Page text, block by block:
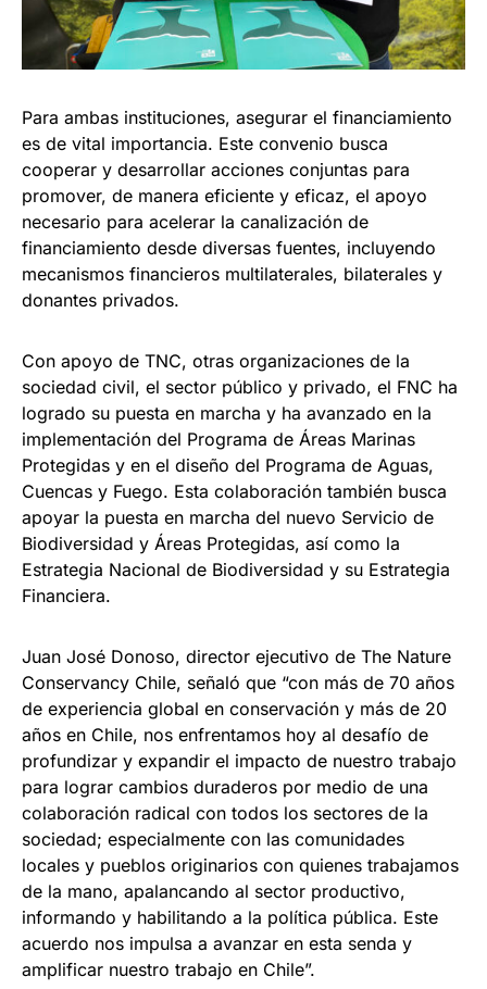
Para ambas instituciones, asegurar el financiamiento
es de vital importancia. Este convenio busca
cooperar y desarrollar acciones conjuntas para
promover, de manera eficiente y eficaz, el apoyo
necesario para acelerar la canalización de
financiamiento desde diversas fuentes, incluyendo
mecanismos financieros multilaterales, bilaterales y
donantes privados.
Con apoyo de TNC, otras organizaciones de la
sociedad civil, el sector público y privado, el FNC ha
logrado su puesta en marcha y ha avanzado en la
implementación del Programa de Áreas Marinas
Protegidas y en el diseño del Programa de Aguas,
Cuencas y Fuego. Esta colaboración también busca
apoyar la puesta en marcha del nuevo Servicio de
Biodiversidad y Áreas Protegidas, así como la
Estrategia Nacional de Biodiversidad y su Estrategia
Financiera.
Juan José Donoso, director ejecutivo de The Nature
Conservancy Chile, señaló que “con más de 70 años
de experiencia global en conservación y más de 20
años en Chile, nos enfrentamos hoy al desafío de
profundizar y expandir el impacto de nuestro trabajo
para lograr cambios duraderos por medio de una
colaboración radical con todos los sectores de la
sociedad; especialmente con las comunidades
locales y pueblos originarios con quienes trabajamos
de la mano, apalancando al sector productivo,
informando y habilitando a la política pública. Este
acuerdo nos impulsa a avanzar en esta senda y
amplificar nuestro trabajo en Chile”.